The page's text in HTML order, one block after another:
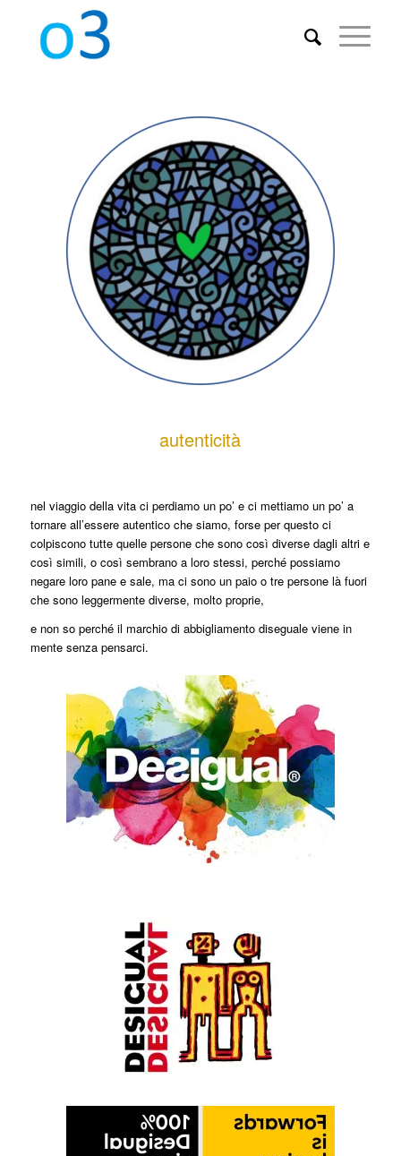
autenticità
nel viaggio della vita ci perdiamo un po’ e ci mettiamo un po’ a
tornare all’essere autentico che siamo, forse per questo ci
colpiscono tutte quelle persone che sono così diverse dagli altri e
così simili, o così sembrano a loro stessi, perché possiamo
negare loro pane e sale, ma ci sono un paio o tre persone là fuori
che sono leggermente diverse, molto proprie,
e non so perché il marchio di abbigliamento diseguale viene in
mente senza pensarci.